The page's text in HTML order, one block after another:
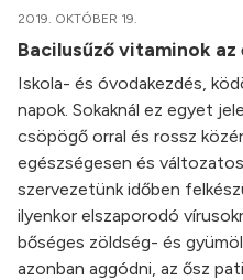
2019. OKTÓBER 19.
Bacilusűző vitaminok
Iskola- és óvodakezdés,
napok. Sokaknál ez egyet
csöpögő orral és rossz
egészségesen és
szervezetünk időben
ilyenkor elszaporodó
bőséges zöldség- és
azonban aggódni, az ősz